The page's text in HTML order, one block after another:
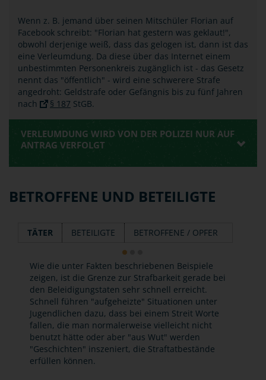
Wenn z. B. jemand über seinen Mitschüler Florian auf
Facebook schreibt: "Florian hat gestern was geklaut!",
obwohl derjenige weiß, dass das gelogen ist, dann ist das
eine Verleumdung. Da diese über das Internet einem
unbestimmten Personenkreis zugänglich ist - das Gesetz
nennt das "öffentlich" - wird eine schwerere Strafe
angedroht: Geldstrafe oder Gefängnis bis zu fünf Jahren
nach
§ 187 StGB.
VERLEUMDUNG WIRD VON DER POLIZEI NUR AUF
ANTRAG VERFOLGT
BETROFFENE UND BETEILIGTE
TÄTER BETEILIGTE BETROFFENE / OPFER
Wie die unter Fakten beschriebenen Beispiele
zeigen, ist die Grenze zur Strafbarkeit gerade bei
den Beleidigungstaten sehr schnell erreicht.
Schnell führen "aufgeheizte" Situationen unter
Jugendlichen dazu, dass bei einem Streit Worte
fallen, die man normalerweise vielleicht nicht
benutzt hätte oder aber "aus Wut" werden
"Geschichten" inszeniert, die Straftatbestände
erfüllen können.